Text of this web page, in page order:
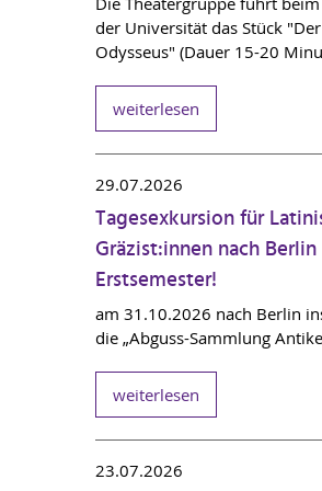
der Universität das Stück
Odysseus" (Dauer 15-20
weiterlesen
29.07.2026
Tagesexkursion für
Gräzist:innen nach
Erstsemester!
am 31.10.2026 nach Berlin
die „Abguss-Sammlung
weiterlesen
23.07.2026